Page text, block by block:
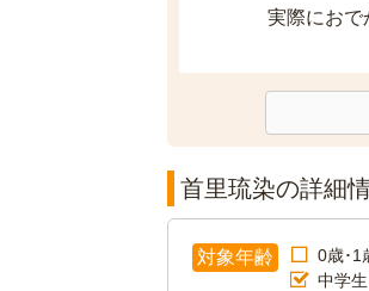
実際におで
首里琉染の詳細
対象年齢 0歳･1
中学